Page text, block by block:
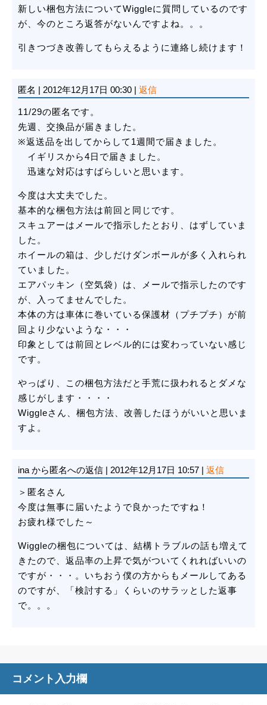
新しい梱包方法についてWiggleに質問しているのです
が、今のところ返答がないんですよね。。。
引きつづき改善してもらえるように連絡し続けます！
匿名 | 2012年12月17日 00:30 | 返信
11/29の匿名です。
先週、交換品が届きました。
※返送品を出してからして1週間で届きました。
イギリスから4日で届きました。
迅速な対応はすばらしいと思います。
今度は大丈夫でした。
基本的な梱包方法は前回と同じです。
スキュアーはメールで指示したとおり、はずしていま
した。
ホイールの箱は、少しだけダンボールが多く入れられ
ていました。
エアパッキン（空気袋）は、メールで指示したのです
が、入ってませんでした。
本体の方は車体に巻いている保護材（プチプチ）が前
回より少ないような・・・
印象としては前回とレベル的には変わっていない感じ
です。
やっぱり、この梱包方法だと手荒に扱われるとダメな
感じがします・・・・
Wiggleさん、梱包方法、改善したほうがいいと思いま
すよ。
ina から匿名への返信 | 2012年12月17日 10:57 | 返信
＞匿名さん
今度は無事に届いたようで良かったですね！
お疲れ様でした～
Wiggleの梱包については、結構トラブルの話も増えて
きたので、返品率の上昇で気がついてくれればいいの
ですが・・・。いちおう僕の方からもメールしてある
のですが、「検討する」くらいのサラッとした返事
で。。。
コメント入力欄